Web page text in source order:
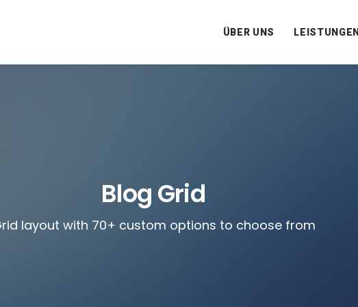
ÜBER UNS LEISTUNGEN
Blog Grid
layout with 70+ custom options to choose from